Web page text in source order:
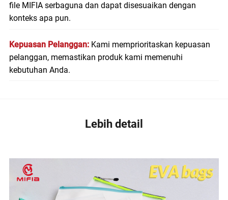
file MIFIA serbaguna dan dapat disesuaikan dengan
konteks apa pun.
Kepuasan Pelanggan: Kami memprioritaskan kepuasan
pelanggan, memastikan produk kami memenuhi
kebutuhan Anda.
Lebih detail